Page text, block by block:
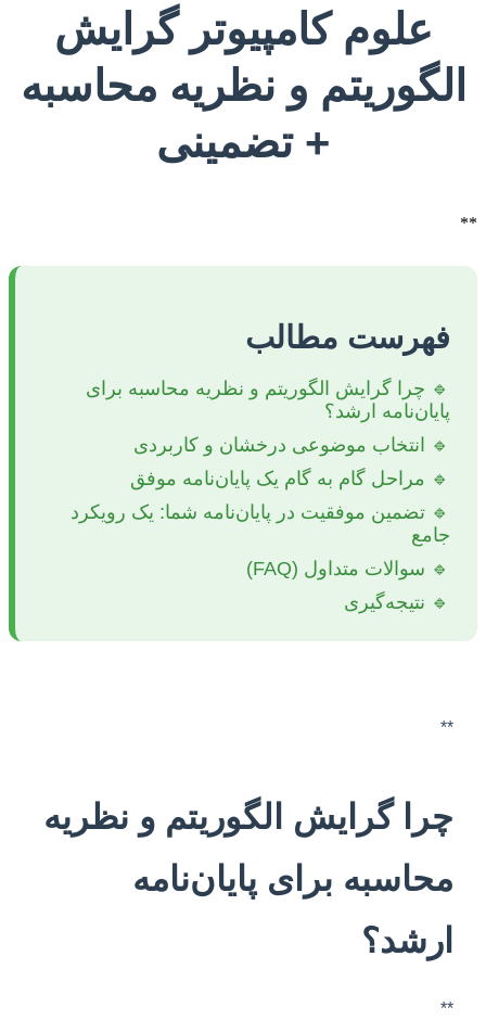
علوم کامپیوتر گرایش
الگوریتم و نظریه محاسبه
+ تضمینی
**
فهرست مطالب
🔹 چرا گرایش الگوریتم و نظریه محاسبه برای
پایان‌نامه ارشد؟
🔹 انتخاب موضوعی درخشان و کاربردی
🔹 مراحل گام به گام یک پایان‌نامه موفق
🔹 تضمین موفقیت در پایان‌نامه شما: یک رویکرد
جامع
🔹 سوالات متداول (FAQ)
🔹 نتیجه‌گیری
**
چرا گرایش الگوریتم و نظریه
محاسبه برای پایان‌نامه
ارشد؟
**